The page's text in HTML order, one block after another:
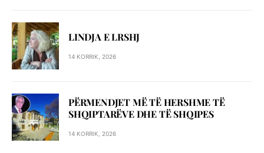
LINDJA E LRSHJ
14 KORRIK, 2026
PËRMENDJET MË TË HERSHME TË
SHQIPTARËVE DHE TË SHQIPES
14 KORRIK, 2026